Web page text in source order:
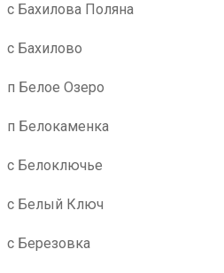
с Бахилова Поляна
с Бахилово
п Белое Озеро
п Белокаменка
с Белоключье
с Белый Ключ
с Березовка